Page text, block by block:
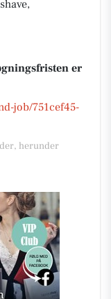
er
job/751cef45-
herunder